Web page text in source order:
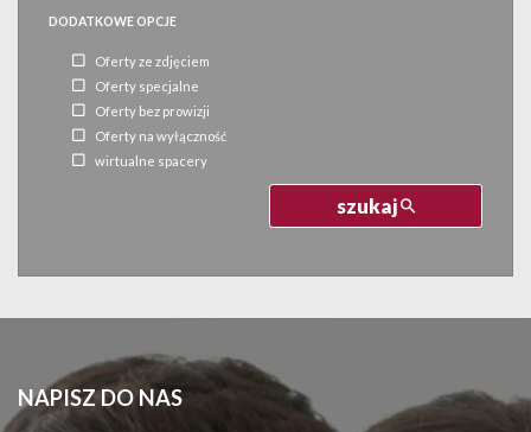
DODATKOWE OPCJE
Oferty ze zdjęciem
Oferty specjalne
Oferty bez prowizji
Oferty na wyłączność
wirtualne spacery
szukaj
NAPISZ DO NAS